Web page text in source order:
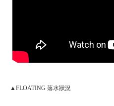
▲FLOATING 落水狀況